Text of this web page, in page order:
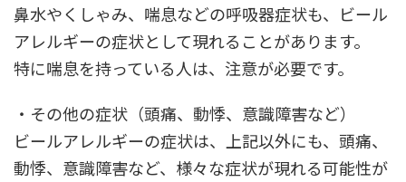
鼻水やくしゃみ、喘息などの呼吸器症状も、ビール
アレルギーの症状として現れることがあります。
特に喘息を持っている人は、注意が必要です。
・その他の症状（頭痛、動悸、意識障害など）
ビールアレルギーの症状は、上記以外にも、頭痛、
動悸、意識障害など、様々な症状が現れる可能性が